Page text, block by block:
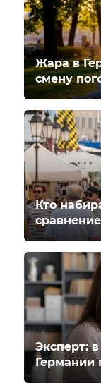
Жара в
смену
Кто
Эксперт:
Германии